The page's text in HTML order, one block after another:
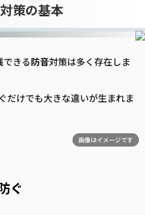
策の基本
できる防音対策は多く存在しま
だけでも大きな違いが生まれま
画像はイメージです
ぐ